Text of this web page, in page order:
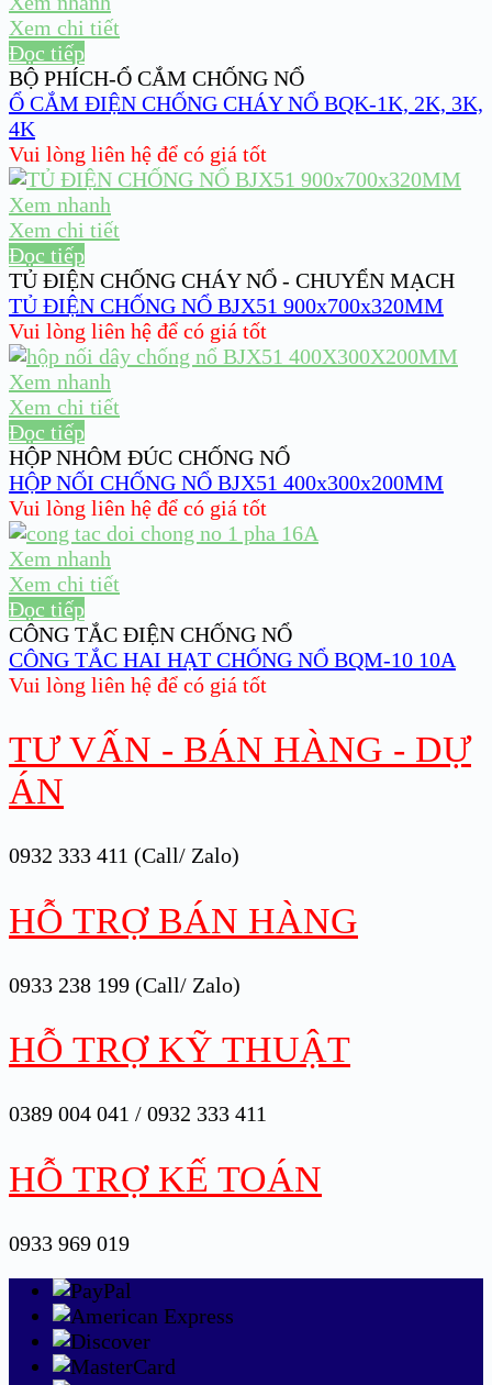
Xem chi tiết
Đọc tiếp
BỘ PHÍCH-Ổ CẮM CHỐNG NỔ
Ổ CẮM ĐIỆN CHỐNG CHÁY NỔ BQK-1K, 2K, 3K,
4K
Vui lòng liên hệ để có giá tốt
Xem nhanh
Xem chi tiết
Đọc tiếp
TỦ ĐIỆN CHỐNG CHÁY NỔ - CHUYỂN MẠCH
TỦ ĐIỆN CHỐNG NỔ BJX51 900x700x320MM
Vui lòng liên hệ để có giá tốt
Xem nhanh
Xem chi tiết
Đọc tiếp
HỘP NHÔM ĐÚC CHỐNG NỔ
HỘP NỐI CHỐNG NỔ BJX51 400x300x200MM
Vui lòng liên hệ để có giá tốt
Xem nhanh
Xem chi tiết
Đọc tiếp
CÔNG TẮC ĐIỆN CHỐNG NỔ
CÔNG TẮC HAI HẠT CHỐNG NỔ BQM-10 10A
Vui lòng liên hệ để có giá tốt
TƯ VẤN - BÁN HÀNG - DỰ
ÁN
0932 333 411 (Call/ Zalo)
HỖ TRỢ BÁN HÀNG
0933 238 199 (Call/ Zalo)
HỖ TRỢ KỸ THUẬT
0389 004 041 / 0932 333 411
HỖ TRỢ KẾ TOÁN
0933 969 019